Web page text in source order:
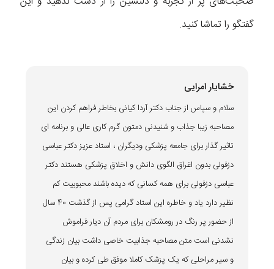
گفتگو را تماشا کنید.
خشایار امرایی
سلام و سپاس از جناب دکتر آردا کیانی بخاطر فراهم کردن این
مصاحبه زیبا جذاب و شنیدنی دمتون گرم کاری عالی و برنامه ای
تاثیر گذار برای جامعه پزشکی ودیگران ، استاد عزیز دکتر عباسی
دزفولی بدون اغراق الگوی دانش و اخلاق پزشکی هستند دکتر
عباسی دزفولی برای همه کسانی که دیده باشند محبوبیت کم
نظیر دارد یاد و خاطره این استاد گرامی پس از گذشت 40 سال
از حضور پر رنگ در رومشکان برای مردم آن دیار فراموش
نشدنی است متن مصاحبه جذابیت خاصی داشت بیان زندگی
و سیر مراحلی که یک پزشک کاملا موفق طی کرده و بیان